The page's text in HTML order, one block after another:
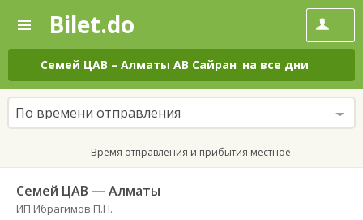
—
Поиск
и
покупка
билетов
на
автобус
онлайн
Bilet.do
Семей ЦАВ – Алматы АВ Сайран на все дни
По времени отправления
Время отправления и прибытия местное
Семей ЦАВ — Алматы
ИП Ибрагимов П.Н.